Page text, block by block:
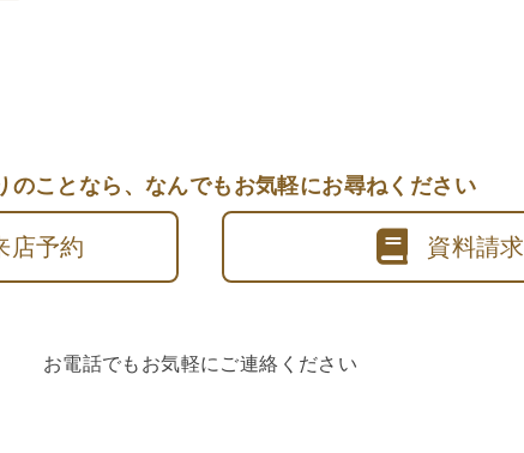
のことなら、 なんでもお気軽にお尋ねください
店予約 資料請求
お電話でもお気軽にご連絡ください